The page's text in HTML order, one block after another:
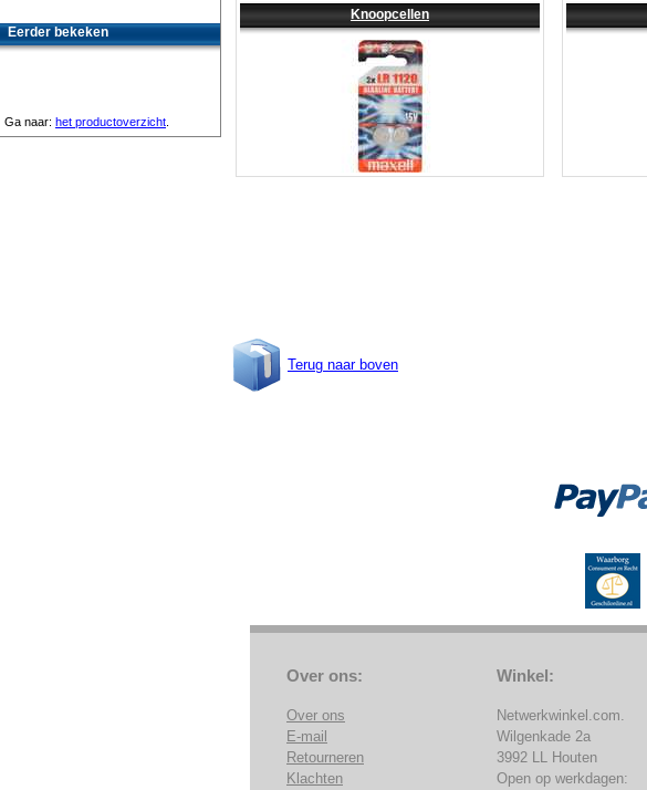
Knoopcellen
Terug naar boven
Eerder bekeken
Ga naar: het productoverzicht
Over ons:
Over ons
E-mail
Retourneren
Klachten
Winkel:
Netwerkwinkel.com.
Wilgenkade 2a
3992 LL Houten
Open op werkdagen: